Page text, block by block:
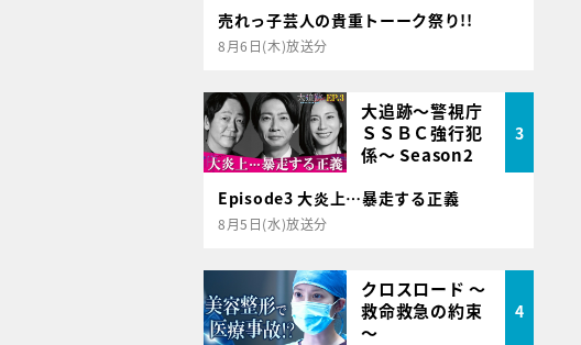
売れっ子芸人の貴重トーーク祭り!!
8月6日(木)放送分
大追跡～警視庁
ＳＳＢＣ強行犯
係～ Season2
3
Episode3 大炎上…暴走する正義
8月5日(水)放送分
クロスロード ～
救命救急の約束
～
4